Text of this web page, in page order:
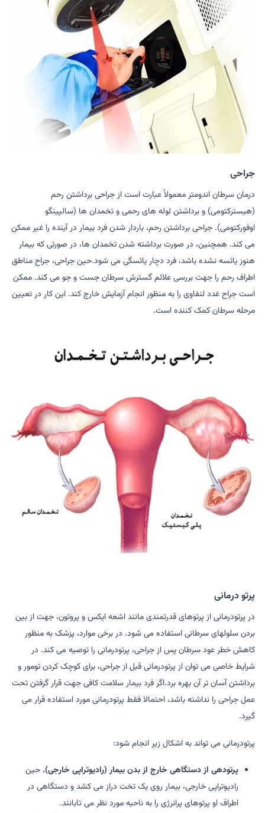
جراحی
درمان سرطان اندومتر معمولاً عبارت است از جراحی برداشتن رحم
(هیسترکتومی) و برداشتن لوله های رحمی و تخمدان ها (سالپینگو
اوفورکتومی). جراحی برداشتن رحم، باردار شدن فرد بیمار در آینده را غیر ممکن
می کند. همچنین، در صورت برداشته شدن تخمدان ها، در صورتی که بیمار
هنوز یائسه نشده باشد، فرد دچار یائسگی می شود.حین جراحی، جراح مناطق
اطراف رحم را جهت بررسی علائم گسترش سرطان جست و جو می کند. ممکن
است جراح غدد لنفاوی را به منظور انجام آزمایش خارج کند. این کار در تعیین
مرحله سرطان کمک کننده است.
پرتو درمانی
در پرتودرمانی از پرتوهای قدرتمندی مانند اشعه ایکس و پروتون، جهت از بین
بردن سلولهای سرطانی استفاده می شود. در برخی موارد، پزشک به منظور
کاهش خطر عود سرطان پس از جراحی، پرتودرمانی را توصیه می کند. در
شرایط خاصی می توان از پرتودرمانی قبل از جراحی، برای کوچک کردن تومور و
برداشتن آسان تر آن بهره برد.اگر فرد بیمار سلامت کافی جهت قرار گرفتن تحت
عمل جراحی را نداشته باشد، احتمالا فقط پرتودرمانی مورد استفاده قرار می
گیرد.
پرتودرمانی می تواند به اشکال زیر انجام شود:
پرتودهی از دستگاهی خارج از بدن بیمار (رادیوتراپی خارجی). حین
رادیوتراپی خارجی، بیمار روی یک تخت دراز می کشد و دستگاهی در
اطراف او پرتوهای پرانرژی را به ناحیه مورد نظر می تابانند.